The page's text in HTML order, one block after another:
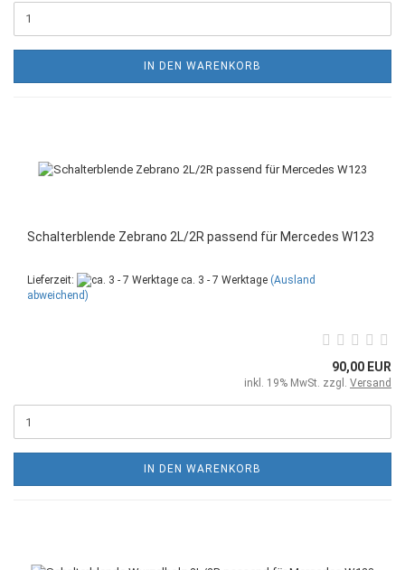
IN DEN WARENKORB
Schalterblende Zebrano 2L/2R passend für Mercedes W123
Lieferzeit: ca. 3 - 7 Werktage (Ausland
abweichend)
90,00 EUR
inkl. 19% MwSt. zzgl. Versand
IN DEN WARENKORB